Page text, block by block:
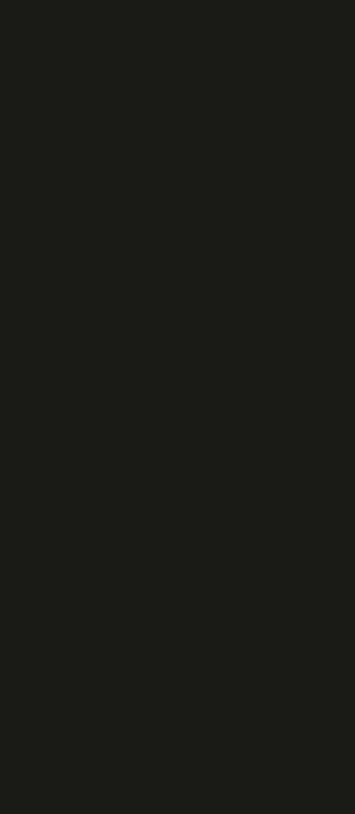
atacante
as tratativas
de clubes
atual temporada,
o jornalista César Luis
US$ 4 milhões (R$